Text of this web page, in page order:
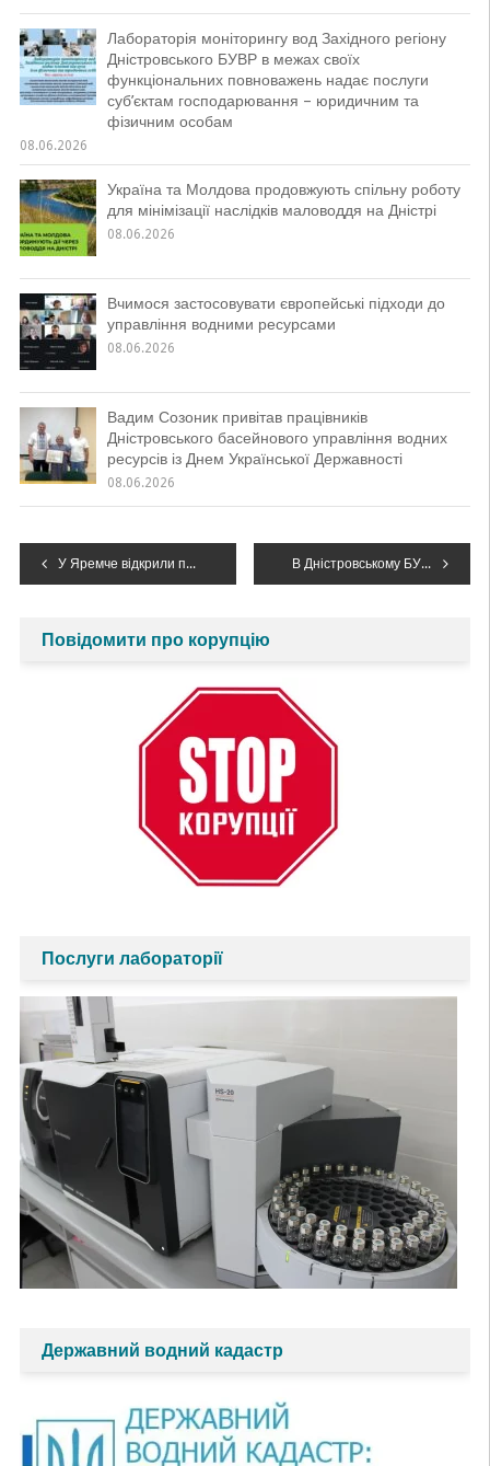
Лабораторія моніторингу вод Західного регіону
Дністровського БУВР в межах своїх
функціональних повноважень надає послуги
суб’єктам господарювання – юридичним та
фізичним особам
08.06.2026
Україна та Молдова продовжують спільну роботу
для мінімізації наслідків маловоддя на Дністрі
08.06.2026
Вчимося застосовувати європейські підходи до
управління водними ресурсами
08.06.2026
Вадим Созоник привітав працівників
Дністровського басейнового управління водних
ресурсів із Днем Української Державності
08.06.2026
Навігація
У Яремче відкрили перший на Прикарпатті Пункт екологічного контролю (ПЕК №1) Державної екологічної інспекції Карпатського округу В Дністровському БУВР відбулася робоча нарада з питань завершення передачі гідромеліоративного майна
Повідомити про корупцію
Послуги лабораторії
Державний водний кадастр